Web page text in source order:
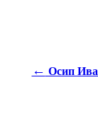
← Осип